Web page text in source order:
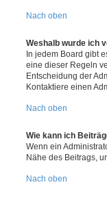
Nach oben
Weshalb wurde ich
In jedem Board gibt
eine dieser Regeln
Entscheidung der
Kontaktiere einen
Nach oben
Wie kann ich
Wenn ein
Nähe des Beitrags,
Nach oben